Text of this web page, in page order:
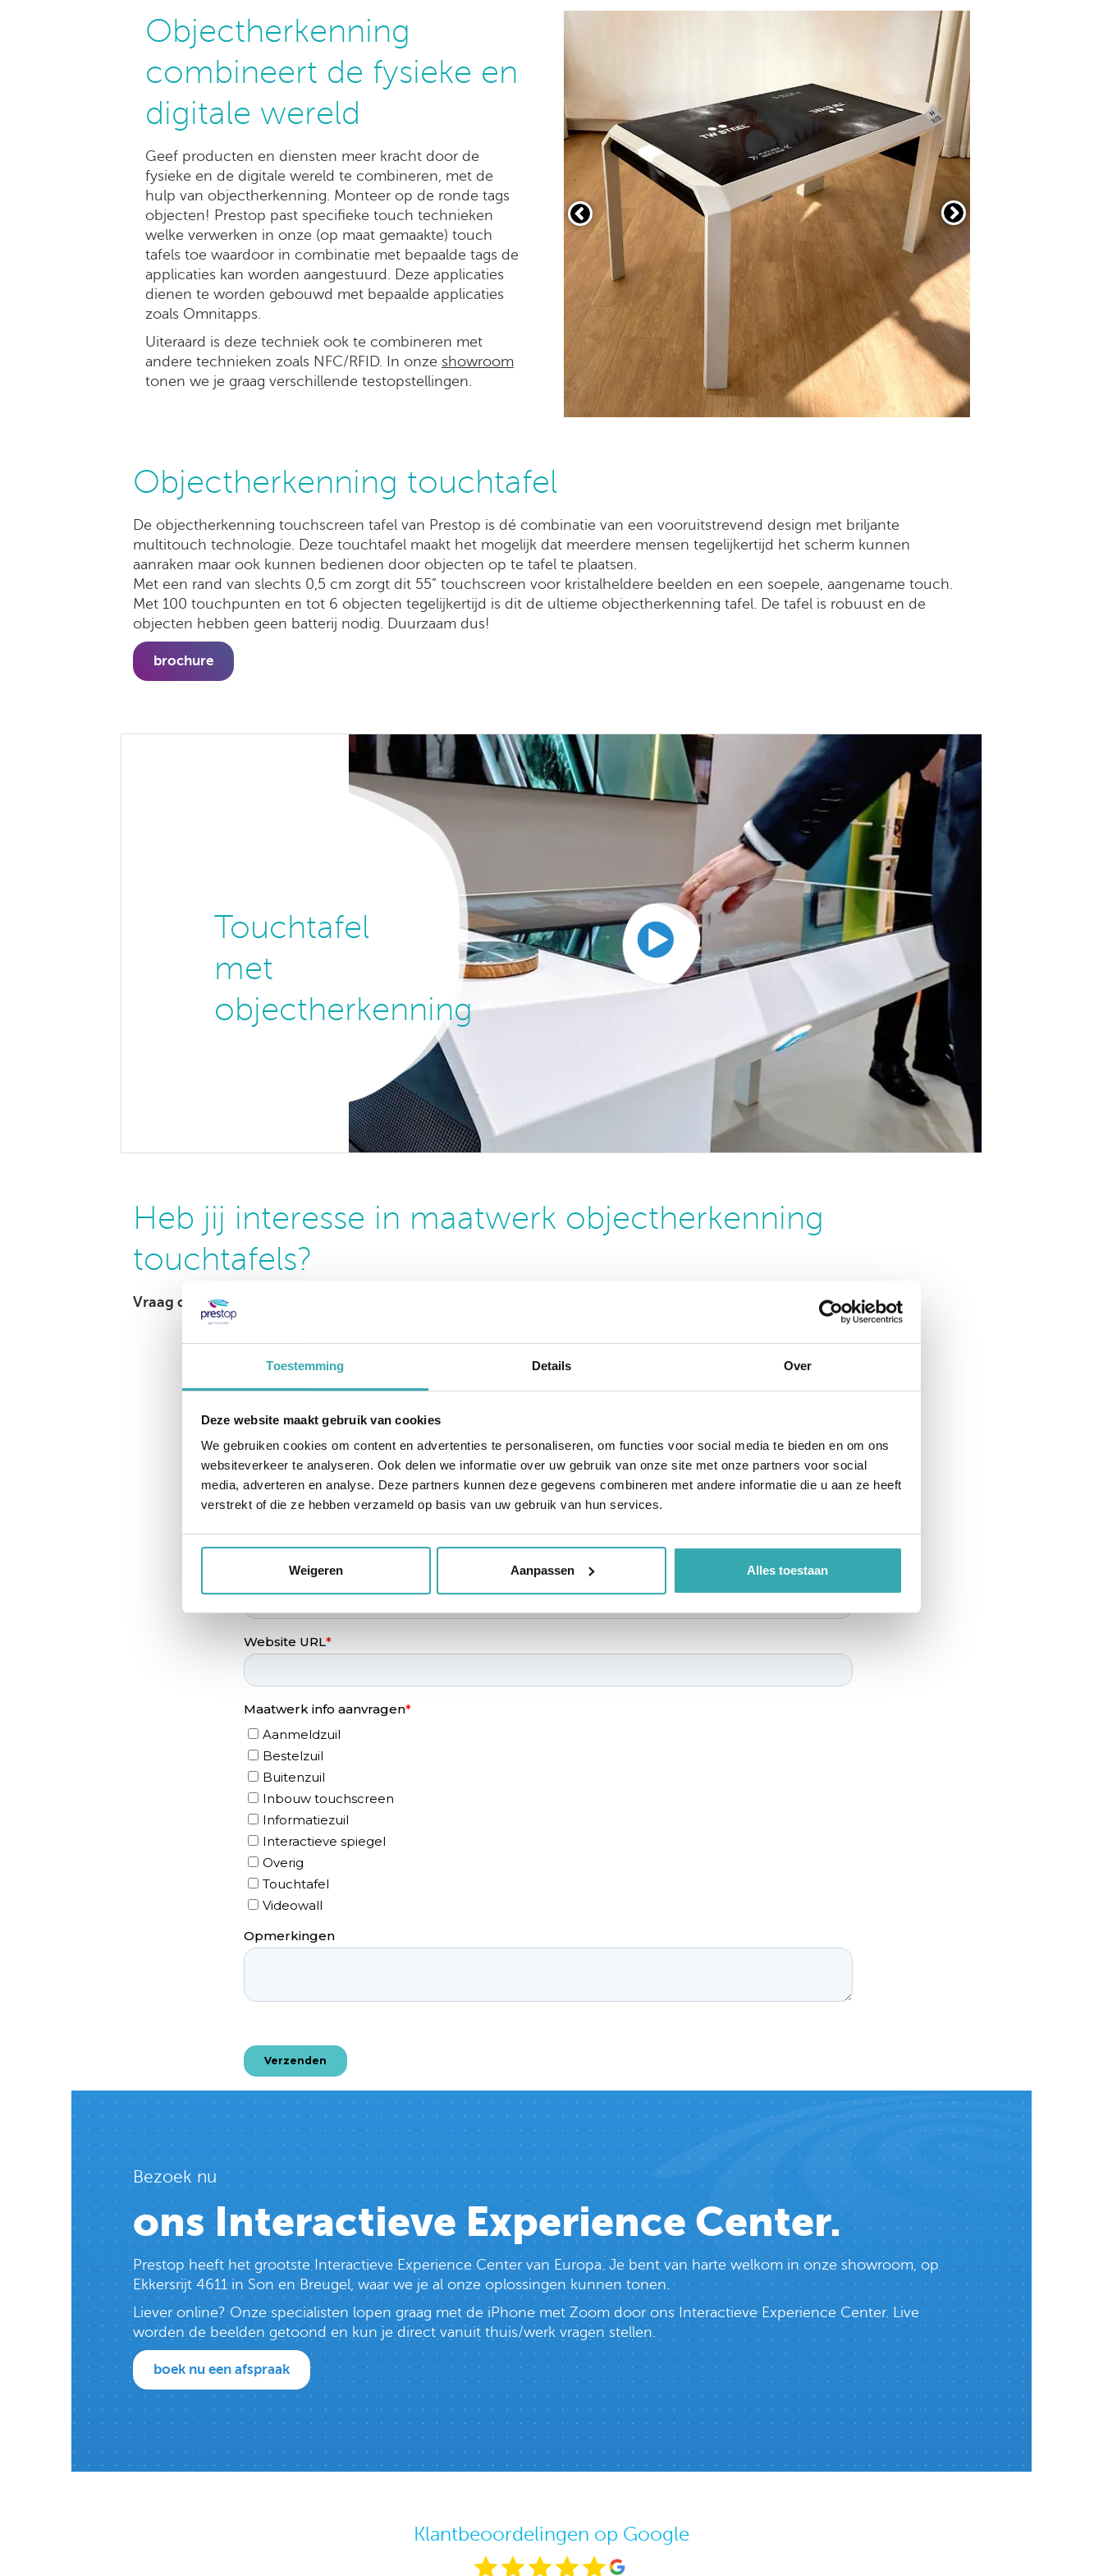
Toestemming Details Over
Deze website maakt gebruik van cookies
We gebruiken cookies om content en advertenties te personaliseren, om functies voor social media te bieden en om ons
websiteverkeer te analyseren. Ook delen we informatie over uw gebruik van onze site met onze partners voor social
media, adverteren en analyse. Deze partners kunnen deze gegevens combineren met andere informatie die u aan ze heeft
verstrekt of die ze hebben verzameld op basis van uw gebruik van hun services.
Weigeren Aanpassen Alles toestaan
Objectherkenning
combineert de fysieke en
digitale wereld
Geef producten en diensten meer kracht door de
fysieke en de digitale wereld te combineren, met de
hulp van objectherkenning. Monteer op de ronde tags
objecten! Prestop past specifieke touch technieken
welke verwerken in onze (op maat gemaakte) touch
tafels toe waardoor in combinatie met bepaalde tags de
applicaties kan worden aangestuurd. Deze applicaties
dienen te worden gebouwd met bepaalde applicaties
zoals Omnitapps.
Uiteraard is deze techniek ook te combineren met
andere technieken zoals NFC/RFID. In onze showroom
tonen we je graag verschillende testopstellingen.
Objectherkenning touchtafel
De objectherkenning touchscreen tafel van Prestop is dé combinatie van een vooruitstrevend design met briljante
multitouch technologie. Deze touchtafel maakt het mogelijk dat meerdere mensen tegelijkertijd het scherm kunnen
aanraken maar ook kunnen bedienen door objecten op te tafel te plaatsen.
Met een rand van slechts 0,5 cm zorgt dit 55” touchscreen voor kristalheldere beelden en een soepele, aangename touch.
Met 100 touchpunten en tot 6 objecten tegelijkertijd is dit de ultieme objectherkenning tafel. De tafel is robuust en de
objecten hebben geen batterij nodig. Duurzaam dus!
brochure
Touchtafel
met
objectherkenning
Heb jij interesse in maatwerk objectherkenning
touchtafels?
Vraag dan hier een gesprek en demonstratie aan.
Bezoek nu
ons Interactieve Experience Center.
Prestop heeft het grootste Interactieve Experience Center van Europa. Je bent van harte welkom in onze showroom, op
Ekkersrijt 4611 in Son en Breugel, waar we je al onze oplossingen kunnen tonen.
Liever online? Onze specialisten lopen graag met de iPhone met Zoom door ons Interactieve Experience Center. Live
worden de beelden getoond en kun je direct vanuit thuis/werk vragen stellen.
boek nu een afspraak
Klantbeoordelingen op Google